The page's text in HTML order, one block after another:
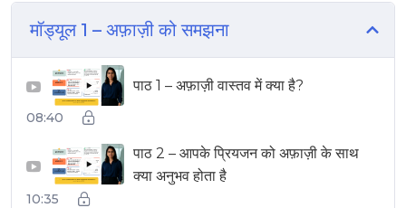
मॉड्यूल 1 – अफ़ाज़ी को समझना
▶ पाठ 1 – अफ़ाज़ी वास्तव में क्या है?
08:40
▶
पाठ 2 – आपके प्रियजन को अफ़ाज़ी के साथ
क्या अनुभव होता है
10:35